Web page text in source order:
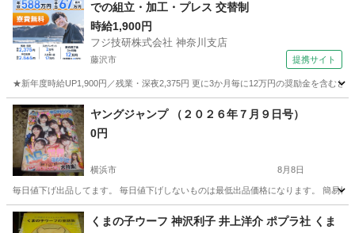
での組立・加工・プレス 交替制
時給1,900円
フジ技研株式会社 神奈川支店
藤沢市 提携サイト
★新年度時給UP1,900円／残業・深夜2,375円 更に3か月毎に12万円の奨励金を含む
神奈川 藤沢市 その他
ヤングジャンプ （２０２６年７月９日号）
0円
横浜市 8月8日
毎日値下げ出品してます。 毎日値下げしないものは最低出品価格になります。 簡易
神奈川 横浜市 マンガ、コミック、アニメ
くまの子ウーフ 神沢利子 井上洋介 ポプラ社 くま